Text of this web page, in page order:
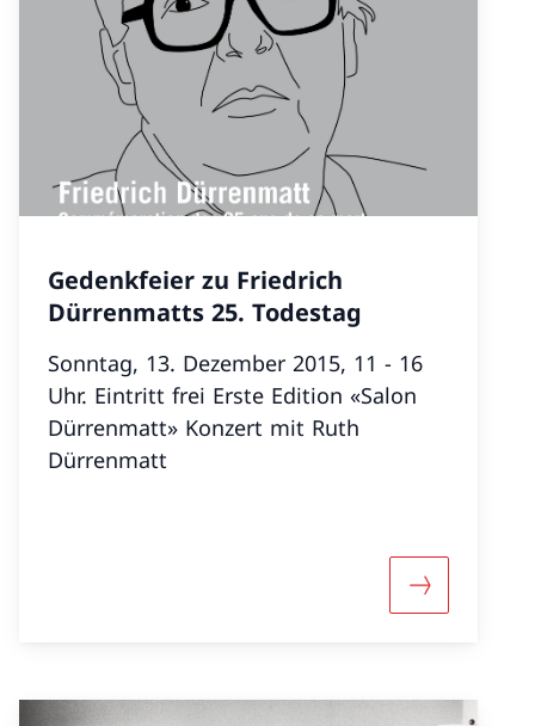
«Extra-muros: Projection de "La più bella serata
Gedenkfeier zu Friedrich
Dürrenmatts 25. Todestag
Sonntag, 13. Dezember 2015, 11 - 16
Uhr. Eintritt frei Erste Edition «Salon
Dürrenmatt» Konzert mit Ruth
Dürrenmatt
More